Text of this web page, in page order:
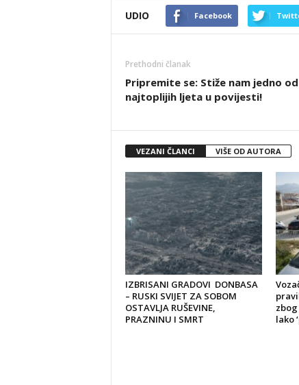
UDIO Facebook
Prethodni članak
Pripremite se: Stiže nam jedno od
najtoplijih ljeta u povijesti!
VEZANI ČLANCI VIŠE OD AUTORA
IZBRISANI GRADOVI DONBASA
– RUSKI SVIJET ZA SOBOM
OSTAVLJA RUŠEVINE,
PRAZNINU I SMRT
lako